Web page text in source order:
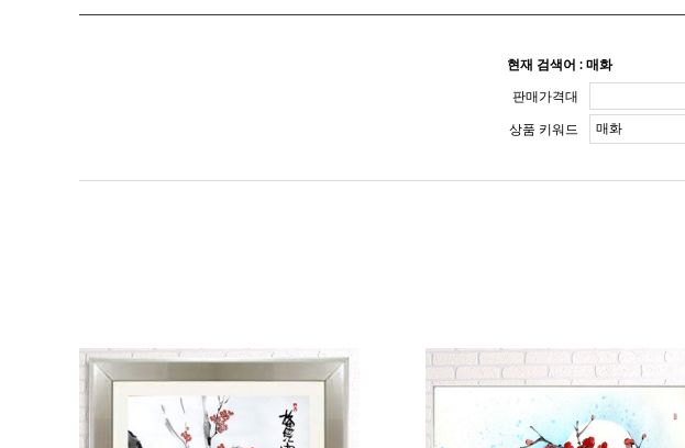
현재 검색어 : 매화
판매가격대
상품 키워드